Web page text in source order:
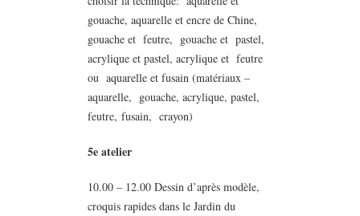
gouache, aquarelle et encre de Chine,
gouache et feutre, gouache et pastel,
acrylique et pastel, acrylique et feutre
ou aquarelle et fusain (matériaux –
aquarelle, gouache, acrylique, pastel,
feutre, fusain, crayon)
5e atelier
10.00 – 12.00 Dessin d’après modèle,
croquis rapides dans le Jardin du